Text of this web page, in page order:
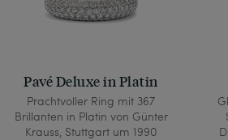
Pavé Deluxe in Platin
Prachtvoller Ring mit 367
Brillanten in Platin von Günter
Krauss, Stuttgart um 1990